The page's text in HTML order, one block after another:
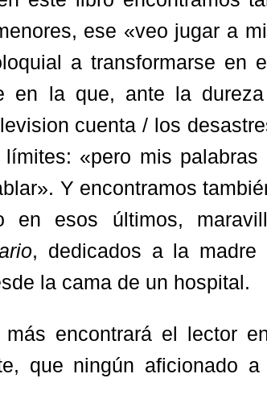
ese «veo jugar a
a transformarse en
en la que, ante la
cuenta / los
«pero mis
Y encontramos
en esos últimos,
, dedicados a la
la cama de un hospital.
encontrará el lector
que ningún aficionado